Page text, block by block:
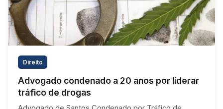
Direito
Advogado condenado a 20 anos por liderar
tráfico de drogas